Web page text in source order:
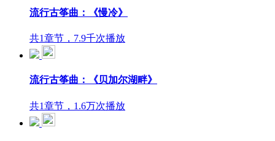
流行古筝曲：《慢冷》
共1章节，7.9千次播放
流行古筝曲：《贝加尔湖畔》
共1章节，1.6万次播放